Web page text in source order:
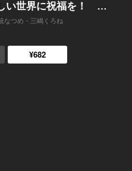
この素晴らしい世界に祝福を！ かっぽれ！(1)
なつめ・三嶋くろね
¥682